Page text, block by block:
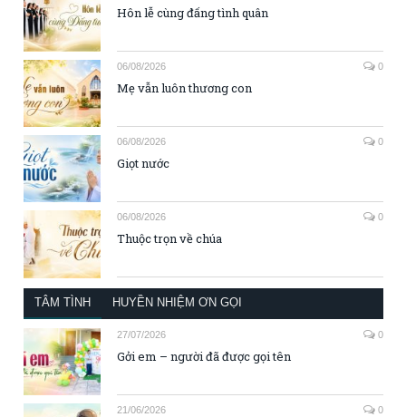
Hôn lễ cùng đấng tình quân
06/08/2026 0
Mẹ vẫn luôn thương con
06/08/2026 0
Giọt nước
06/08/2026 0
Thuộc trọn về chúa
TÂM TÌNH HUYỀN NHIỆM ƠN GỌI
27/07/2026 0
Gởi em – người đã được gọi tên
21/06/2026 0